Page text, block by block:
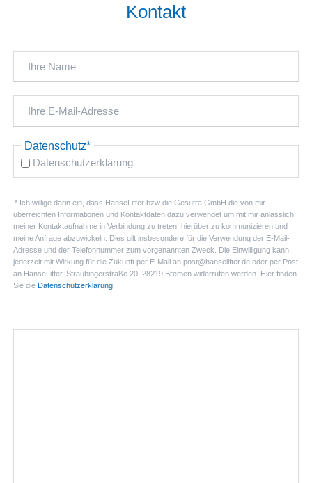
Kontakt
Pflichtfeld
Datenschutz*
Datenschutzerklärung
* Ich willige darin ein, dass HanseLifter bzw die Gesutra GmbH die von mir
überreichten Informationen und Kontaktdaten dazu verwendet um mit mir anlässlich
meiner Kontaktaufnahme in Verbindung zu treten, hierüber zu kommunizieren und
meine Anfrage abzuwickeln. Dies gilt insbesondere für die Verwendung der E-Mail-
Adresse und der Telefonnummer zum vorgenannten Zweck. Die Einwilligung kann
jederzeit mit Wirkung für die Zukunft per E-Mail an post@hanselifter.de oder per Post
an HanseLifter, Straubingerstraße 20, 28219 Bremen widerrufen werden. Hier finden
Sie die Datenschutzerklärung